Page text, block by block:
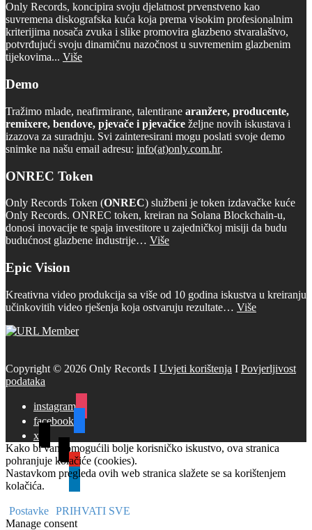
Only Records, koncipira svoju djelatnost prvenstveno kao
suvremena diskografska kuća koja prema visokim profesionalnim
kriterijima nosača zvuka i slike promovira glazbeno stvaralaštvo,
potvrđujući svoju dinamičnu nazočnost u suvremenim glazbenim
tijekovima... Više
Demo
Tražimo mlade, neafirmirane, talentirane aranžere, producente,
remixere, bendove, pjevače i pjevačice željne novih iskustava i
izazova za suradnju. Svi zainteresirani mogu poslati svoje demo
snimke na našu email adresu: info(at)only.com.hr.
ONREC Token
Only Records Token (ONREC) službeni je token izdavačke kuće
Only Records. ONREC token, kreiran na Solana Blockchain-u,
donosi inovacije te spaja investitore u zajedničkoj misiji da budu
budućnost glazbene industrije… Više
Epic Vision
Kreativna video produkcija sa više od 10 godina iskustva u kreiranju
učinkovitih video rješenja koja ostvaruju rezultate… Više
Copyright © 2026 Only Records I Uvjeti korištenja I Povjerljivost
podataka
instagram
facebook
x
tiktok
youtube
linkedin
Kako bi vam omogućili bolje korisničko iskustvo, ova stranica
pohranjuje kolačiće (cookies).
Nastavkom pregleda ovih web stranica slažete se sa korištenjem
kolačića.
Postavke PRIHVATI SVE
Manage consent